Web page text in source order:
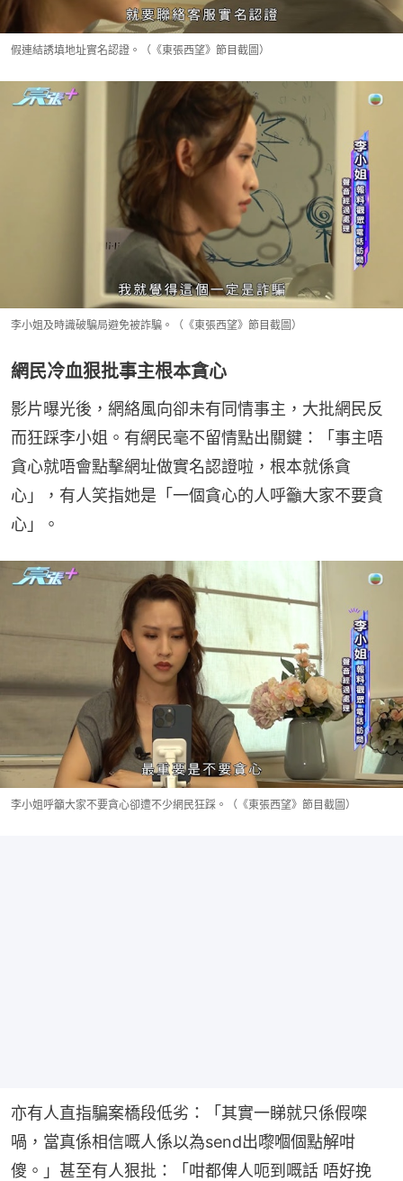
假連結誘填地址實名認證。（《東張西望》節目截圖）
李小姐及時識破騙局避免被詐騙。（《東張西望》節目截圖）
網民冷血狠批事主根本貪心
影片曝光後，網絡風向卻未有同情事主，大批網民反
而狂踩李小姐。有網民毫不留情點出關鍵：「事主唔
貪心就唔會點擊網址做實名認證啦，根本就係貪
心」，有人笑指她是「一個貪心的人呼籲大家不要貪
心」。
李小姐呼籲大家不要貪心卻遭不少網民狂踩。（《東張西望》節目截圖）
亦有人直指騙案橋段低劣：「其實一睇就只係假㗎
喎，當真係相信嘅人係以為send出嚟嗰個點解咁
傻。」甚至有人狠批：「咁都俾人呃到嘅話 唔好挽